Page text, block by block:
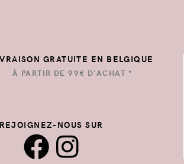
GRATUITE EN BELGIQUE
À PARTIR DE 99€ D'ACHAT *
REJOIGNEZ-NOUS SUR